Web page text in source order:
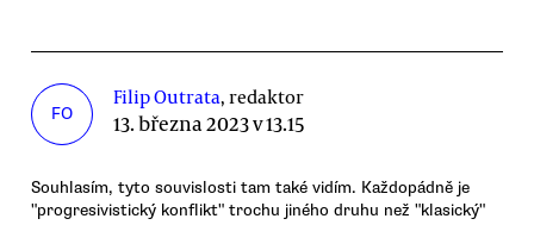
FO
Filip Outrata, redaktor
13. března 2023 v 13.15
Souhlasím, tyto souvislosti tam také vidím. Každopádně je
"progresivistický konflikt" trochu jiného druhu než "klasický"